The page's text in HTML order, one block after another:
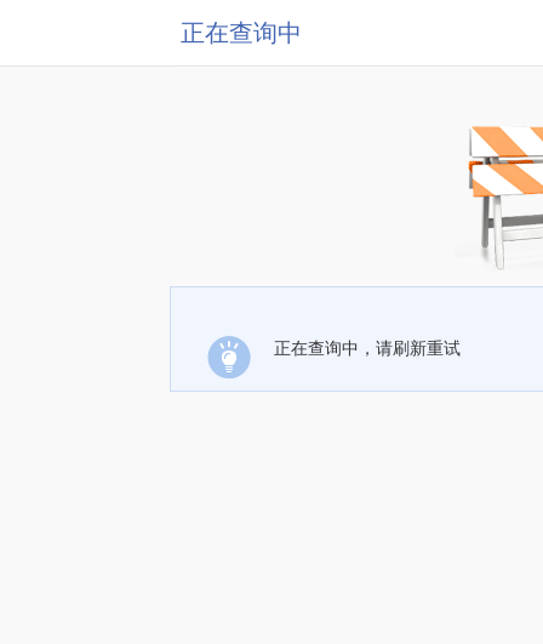
正在查询中
正在查询中，请刷新重试